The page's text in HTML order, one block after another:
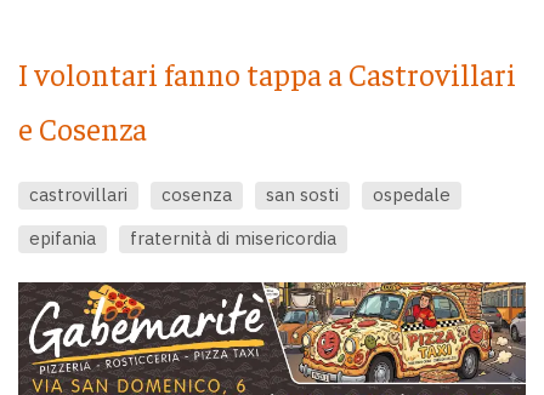
I volontari fanno tappa a Castrovillari
e Cosenza
castrovillari cosenza san sosti
ospedale
epifania
fraternità di misericordia